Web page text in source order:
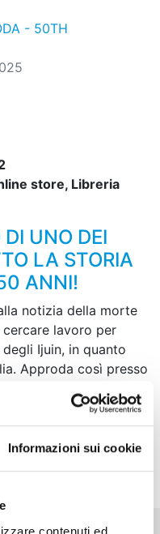
Informazioni sui cookie
contenuti ed
- 50TH
store, Libreria
UNO DEI
LA STORIA
ANNI!
notizia della morte
lavoro per
Ijuin, in quanto
Approda così presso
un uomo tanto
misogino e
di Benio nel